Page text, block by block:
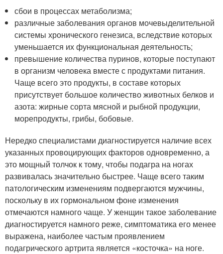
сбои в процессах метаболизма;
различные заболевания органов мочевыделительной
системы хронического генезиса, вследствие которых
уменьшается их функциональная деятельность;
превышение количества пуринов, которые поступают
в организм человека вместе с продуктами питания.
Чаще всего это продукты, в составе которых
присутствует большое количество животных белков и
азота: жирные сорта мясной и рыбной продукции,
морепродукты, грибы, бобовые.
Нередко специалистами диагностируется наличие всех
указанных провоцирующих факторов одновременно, а
это мощный толчок к тому, чтобы подагра на ногах
развивалась значительно быстрее. Чаще всего таким
патологическим изменениям подвергаются мужчины,
поскольку в их гормональном фоне изменения
отмечаются намного чаще. У женщин такое заболевание
диагностируется намного реже, симптоматика его менее
выражена, наиболее частым проявлением
подагрического артрита является «косточка» на ноге.